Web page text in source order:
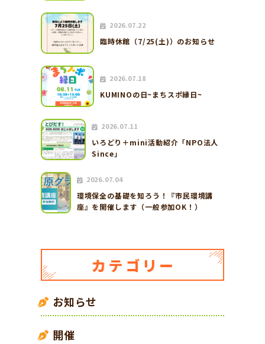
2026.07.22
臨時休館（7/25(土)）のお知らせ
2026.07.18
KUMINOの日~まちスポ縁日~
2026.07.11
いろどり＋mini活動紹介「NPO法人
Since」
2026.07.04
環境保全の基礎を知ろう！『市民環境講
座』を開催します（一般参加OK！）
お知らせ
開催